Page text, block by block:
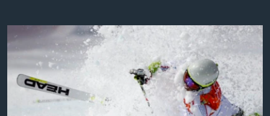
ເອເຊຍ
ອິດສະຫຼະພາບດ້ານການຂ່າວ
ຊີວິດຊາວລາວ
ຊຸມຊົນຊາວລາວ